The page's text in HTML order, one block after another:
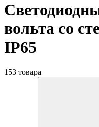
вольта со
IP65
153 товара